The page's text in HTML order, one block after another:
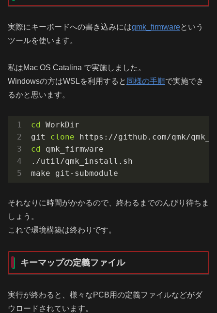
実際にキーボードへの書き込みにはqmk_firmwareという
ツールを使います。
私はMac OS Catalina で実施しました。
Windowsの方はWSLを利用すると 同様の手順で実施でき
るかと思います。
cd WorkDir
git clone
cd qmk_firmware
./util/qmk_install.sh
make git-submodule
それなりに時間がかかるので、終わるまでのんびり待ちま
しょう。
これで環境構築は終わりです。
キーマップの定義ファイル
実行が終わると、様々なPCB用の定義ファイルなどがダ
ウロードされています。